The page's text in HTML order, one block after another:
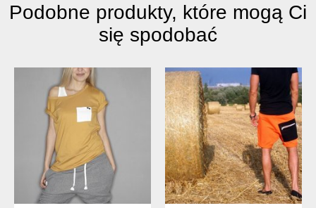
Podobne produkty, które mogą Ci
się spodobać